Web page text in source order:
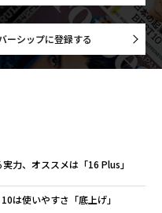
ーシップに登録する
力、オススメは「16 Plus」
は使いやすさ「底上げ」